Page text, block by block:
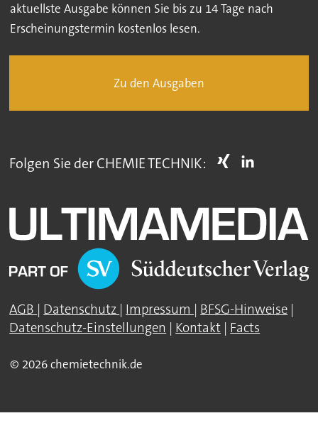
aktuellste Ausgabe können Sie bis zu 14 Tage nach
Erscheinungstermin kostenlos lesen.
Zu den Ausgaben
Folgen Sie der CHEMIE TECHNIK:
AGB | Datenschutz | Impressum | BFSG-Hinweise |
Datenschutz-Einstellungen | Kontakt | Facts
© 2026 chemietechnik.de